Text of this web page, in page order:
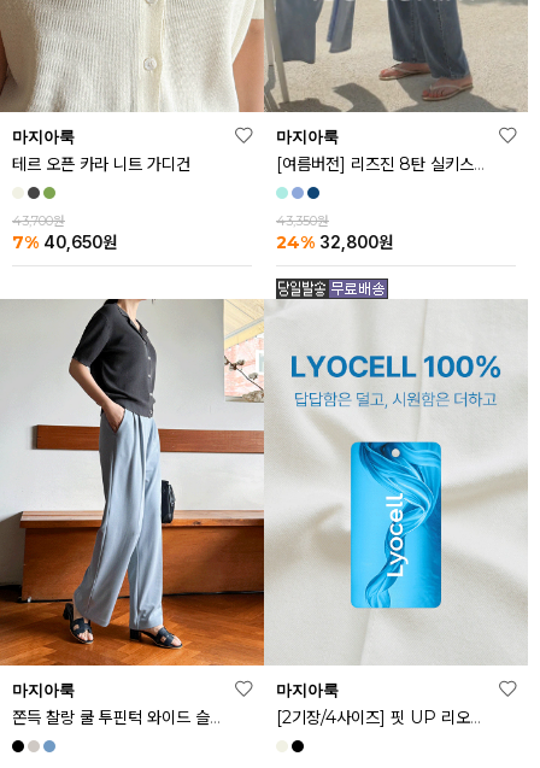
마지아룩
테르 오픈 카라 니트 가디건
43,700원
7% 40,650원
마지아룩
[여름버전] 리즈진 8탄 실키스판 와이드 아이스 데님 팬츠
43,350원
24% 32,800원
마지아룩
쫀득 찰랑 쿨 투핀턱 와이드 슬랙스
마지아룩
[2기장/4사이즈] 핏 UP 리오셀 스판 스커트